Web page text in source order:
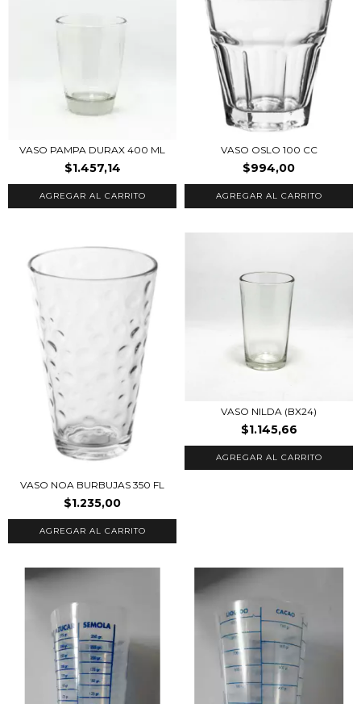
VASO PAMPA DURAX 400 ML
$1.457,14
VASO OSLO 100 CC
$994,00
VASO NOA BURBUJAS 350 FL
$1.235,00
VASO NILDA (BX24)
$1.145,66